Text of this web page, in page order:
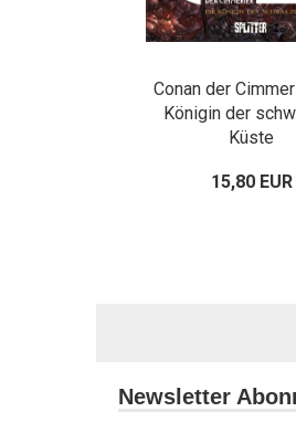
Conan der
Königin der
Küste
15,80 EUR
Newsletter